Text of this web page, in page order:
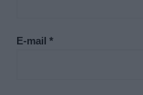
E-mail *